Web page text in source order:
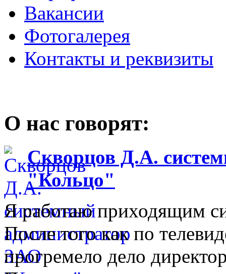
Вакансии
Фотогалерея
Контакты и реквизиты
О нас говорят:
Скворцов Д.А.
"Кольцо"
Я работаю приходящим
После того как по
прогремело дело